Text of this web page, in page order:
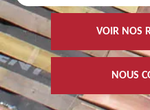
VOIR NOS
NOUS